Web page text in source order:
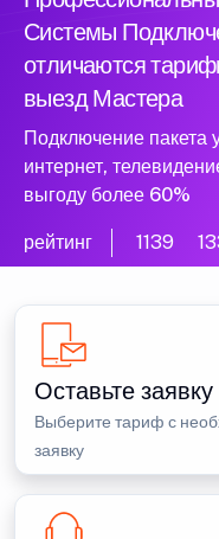
Системы
отличаются
выезд Мастера
Подключение пакета
интернет,
выгоду более 60%
рейтинг 1139
Оставьте заявку
Выберите тариф с
заявку